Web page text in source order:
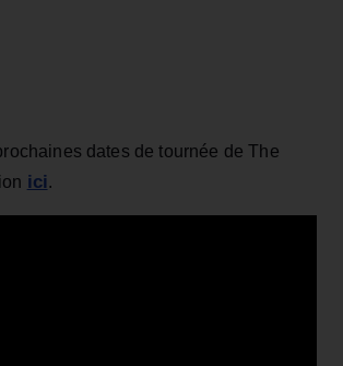
dates de tournée de The
ici.